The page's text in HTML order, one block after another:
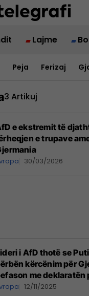
Lajme
Peja Ferizaj
3 Artikuj
e ekstremit të
e trupave
30/03/2026
i AfD thotë se
kërcënim për
me deklaratën
12/11/2025